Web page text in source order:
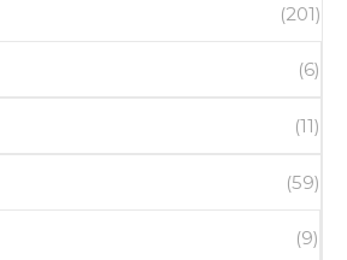
(201)
(6)
(11)
(59)
(9)